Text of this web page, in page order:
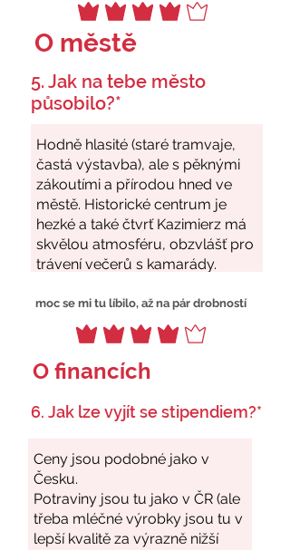
O městě
5. Jak na tebe město
působilo?*
moc se mi tu líbilo, až na pár drobností
O financích
6. Jak lze vyjít se stipendiem?*